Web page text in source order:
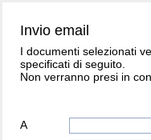
Invio email
I documenti selezionati
specificati di seguito.
Non verranno presi in
A